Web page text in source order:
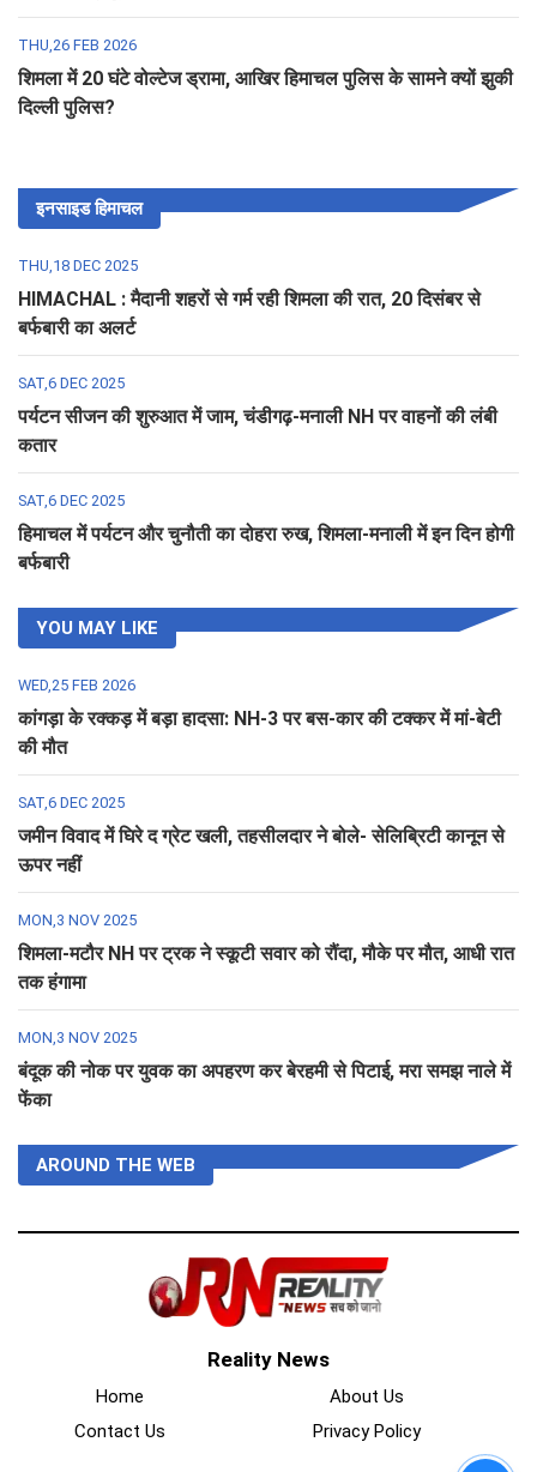
THU,26 FEB 2026
शिमला में 20 घंटे वोल्टेज ड्रामा, आखिर हिमाचल पुलिस के सामने क्यों झुकी
दिल्ली पुलिस?
इनसाइड हिमाचल
THU,18 DEC 2025
HIMACHAL : मैदानी शहरों से गर्म रही शिमला की रात, 20 दिसंबर से
बर्फबारी का अलर्ट
SAT,6 DEC 2025
पर्यटन सीजन की शुरुआत में जाम, चंडीगढ़-मनाली NH पर वाहनों की लंबी
कतार
SAT,6 DEC 2025
हिमाचल में पर्यटन और चुनौती का दोहरा रुख, शिमला-मनाली में इन दिन होगी
बर्फबारी
YOU MAY LIKE
WED,25 FEB 2026
कांगड़ा के रक्कड़ में बड़ा हादसा: NH-3 पर बस-कार की टक्कर में मां-बेटी
की मौत
SAT,6 DEC 2025
जमीन विवाद में घिरे द ग्रेट खली, तहसीलदार ने बोले- सेलिब्रिटी कानून से
ऊपर नहीं
MON,3 NOV 2025
शिमला-मटौर NH पर ट्रक ने स्कूटी सवार को रौंदा, मौके पर मौत, आधी रात
तक हंगामा
MON,3 NOV 2025
बंदूक की नोक पर युवक का अपहरण कर बेरहमी से पिटाई, मरा समझ नाले में
फेंका
AROUND THE WEB
Reality News
Home
About Us
Contact Us
Privacy Policy